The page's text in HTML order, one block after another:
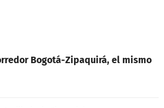
Bogotá-Zipaquirá, el mismo